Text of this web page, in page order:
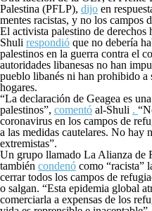
Palestina (PFLP), dijo en
mentes racistas, y no los campos
El activista palestino de derechos
Shuli respondió que no debería
palestinos en la guerra contra el
autoridades libanesas no han
pueblo libanés ni han prohibido a
hogares.
“La declaración de Geagea es
palestinos”, comentó al-Shuli .
coronavirus en los campos de
a las medidas cautelares. No hay
extremistas”.
Un grupo llamado La Alianza de
también condenó como “racista”
cerrar todos los campos de
o salgan. “Esta epidemia global
comerciarla a expensas de los